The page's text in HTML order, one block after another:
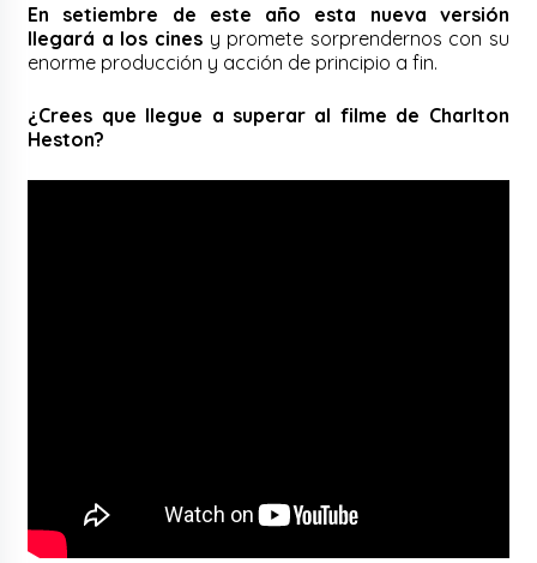
En setiembre de este año esta nueva versión
llegará a los cinesy promete sorprendernos con su
enorme producción y acción de principio a fin.
¿Crees que llegue a superar al filme de Charlton
Heston?